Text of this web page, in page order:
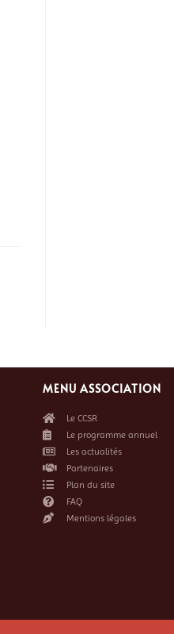
MENU ASSOCIATION
Le CCSR
Le programme annuel
Les actualités
Partenaires
Plan du site
FAQ
Mentions légales